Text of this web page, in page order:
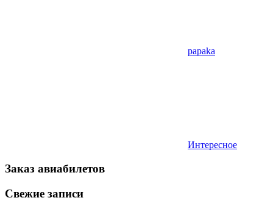
papaka
Интересное
Заказ авиабилетов
Свежие записи